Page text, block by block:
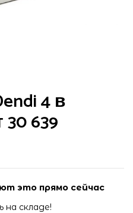
4 в
639
это прямо сейчас
на складе!